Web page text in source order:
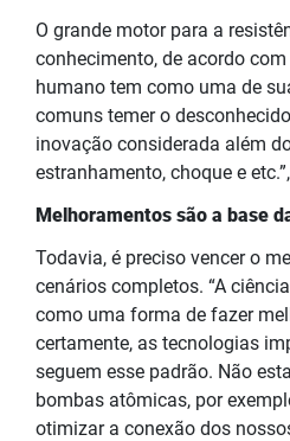
O grande motor para a
conhecimento, de acordo com
humano tem como uma de
comuns temer o
inovação considerada além
estranhamento, choque e
Melhoramentos são a base
Todavia, é preciso vencer o
cenários completos. “A
como uma forma de fazer
certamente, as tecnologias
seguem esse padrão. Não
bombas atômicas, por
otimizar a conexão dos